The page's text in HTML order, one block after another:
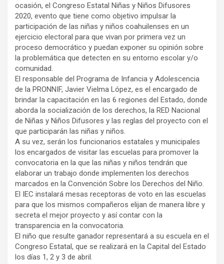
ocasión, el Congreso Estatal Niñas y Niños Difusores
2020, evento que tiene como objetivo impulsar la
participación de las niñas y niños coahuilenses en un
ejercicio electoral para que vivan por primera vez un
proceso democrático y puedan exponer su opinión sobre
la problemática que detecten en su entorno escolar y/o
comunidad.
El responsable del Programa de Infancia y Adolescencia
de la PRONNIF, Javier Vielma López, es el encargado de
brindar la capacitación en las 6 regiones del Estado, donde
aborda la socialización de los derechos, la RED Nacional
de Niñas y Niños Difusores y las reglas del proyecto con el
que participarán las niñas y niños.
A su vez, serán los funcionarios estatales y municipales
los encargados de visitar las escuelas para promover la
convocatoria en la que las niñas y niños tendrán que
elaborar un trabajo donde implementen los derechos
marcados en la Convención Sobre los Derechos del Niño.
El IEC instalará mesas receptoras de voto en las escuelas
para que los mismos compañeros elijan de manera libre y
secreta el mejor proyecto y así contar con la
transparencia en la convocatoria.
El niño que resulte ganador representará a su escuela en el
Congreso Estatal, que se realizará en la Capital del Estado
los días 1, 2 y 3 de abril.